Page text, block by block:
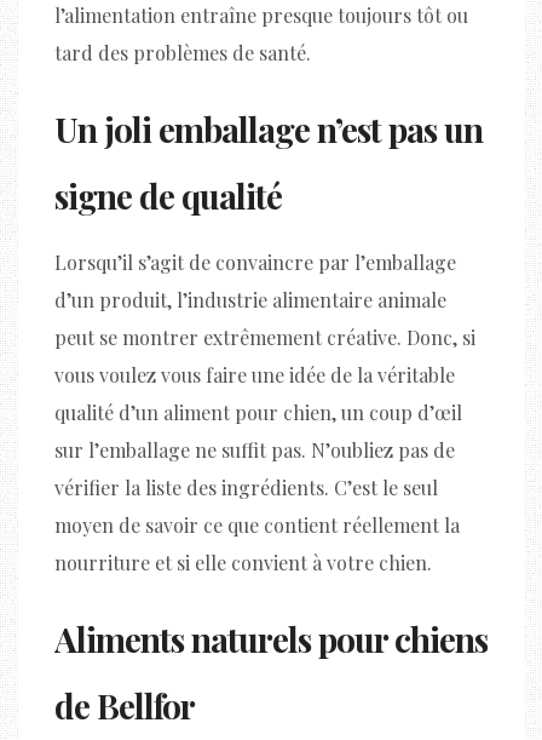
l’alimentation entraîne presque toujours tôt ou
tard des problèmes de santé.
Un joli emballage n’est pas un
signe de qualité
Lorsqu’il s’agit de convaincre par l’emballage
d’un produit, l’industrie alimentaire animale
peut se montrer extrêmement créative. Donc, si
vous voulez vous faire une idée de la véritable
qualité d’un aliment pour chien, un coup d’œil
sur l’emballage ne suffit pas. N’oubliez pas de
vérifier la liste des ingrédients. C’est le seul
moyen de savoir ce que contient réellement la
nourriture et si elle convient à votre chien.
Aliments naturels pour chiens
de Bellfor